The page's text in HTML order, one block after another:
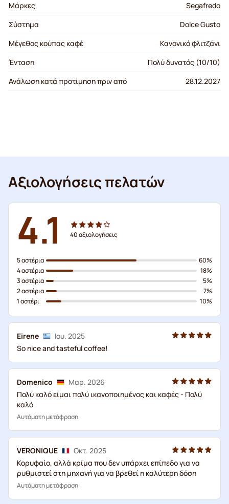
Μάρκες
Segafredo
Σύστημα
Dolce Gusto
Μέγεθος κούπας καφέ
Κανονικό φλιτζάνι
Ένταση
Πολύ δυνατός (10/10)
Ανάλωση κατά προτίμηση πριν από
28.12.2027
Αξιολογήσεις πελατών
4.1 40αξιολογήσεις
5 αστέρια
4 αστέρια
3 αστέρια
2 αστέρια
1 αστέρι
60%
18%
5%
7%
10%
Eirene
Ιου. 2025
So nice and tasteful coffee!
Domenico
Μαρ. 2026
Πολύ καλό είμαι πολύ ικανοποιημένος και καφές - Πολύ
καλό
Αυτόματη μετάφραση
VERONIQUE
Οκτ. 2025
Κορυφαίο, αλλά κρίμα που δεν υπάρχει επίπεδο για να
ρυθμιστεί στη μηχανή για να βρεθεί η καλύτερη δόση
Αυτόματη μετάφραση